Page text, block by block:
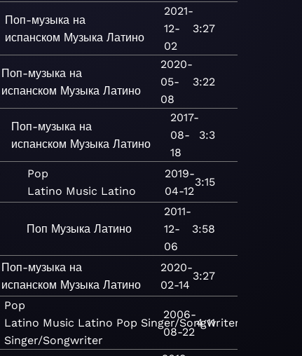
Поп-музыка на
испанском Музыка Латино
2021-
12-
02
3:27
Поп-музыка на
испанском Музыка Латино
2020-
05-
08
3:22
Поп-музыка на
испанском Музыка Латино
2017-
08-
18
3:3
Pop
Latino Music Latino
2019-
04-12
3:15
Поп Музыка Латино
2011-
12-
06
3:58
Поп-музыка на
испанском Музыка Латино
2020-
02-14
3:27
Pop
Latino Music Latino Pop Singer/Songwriter
Singer/Songwriter
2006-
08-22
4:11